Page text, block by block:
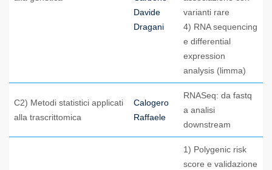
Davide
Dragani
varianti rare
4) RNA sequencing
e differential
expression
analysis (limma)
C2) Metodi statistici applicati
alla trascrittomica
Calogero
Raffaele
RNASeq: da fastq
a analisi
downstream
1) Polygenic risk
score e validazione